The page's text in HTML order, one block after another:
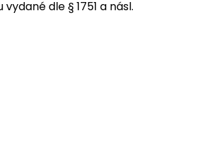
vydané dle § 1751 a násl.